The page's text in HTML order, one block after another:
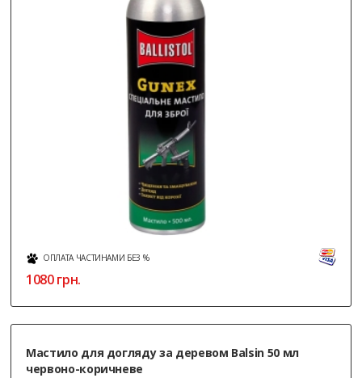
ОПЛАТА ЧАСТИНАМИ БЕЗ %
1080грн.
Мастило для догляду за деревом Balsin 50 мл
червоно-коричневе